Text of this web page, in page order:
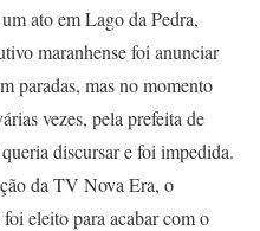
ato em Lago da Pedra,
maranhense foi anunciar
paradas, mas no momento
vezes, pela prefeita de
discursar e foi impedida.
da TV Nova Era, o
eleito para acabar com o